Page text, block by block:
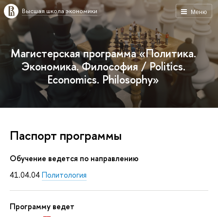
Меню
Высшая школа экономики
Магистерская программа «Политика.
Экономика. Философия / Politics.
Economics. Philosophy»
Паспорт программы
Обучение ведется по направлению
41.04.04Политология
Программу ведет